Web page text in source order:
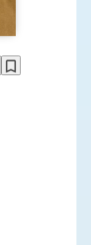
bookmark_border